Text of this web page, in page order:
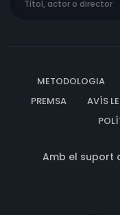
METODOLOGIA
PREMSA
AVÍS
Amb el